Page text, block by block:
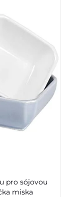
pro sójovou
miska